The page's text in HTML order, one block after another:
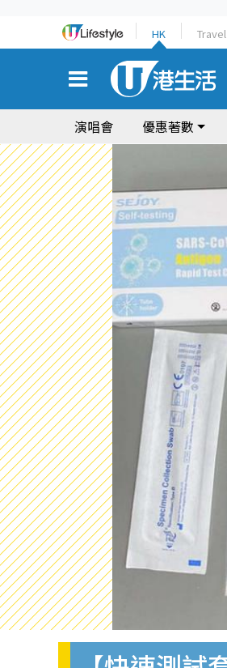
HK Travel
演唱會 優惠著數